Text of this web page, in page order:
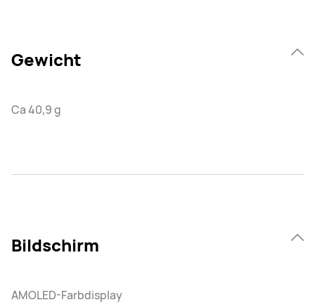
Gewicht
Ca 40,9 g
Bildschirm
AMOLED-Farbdisplay